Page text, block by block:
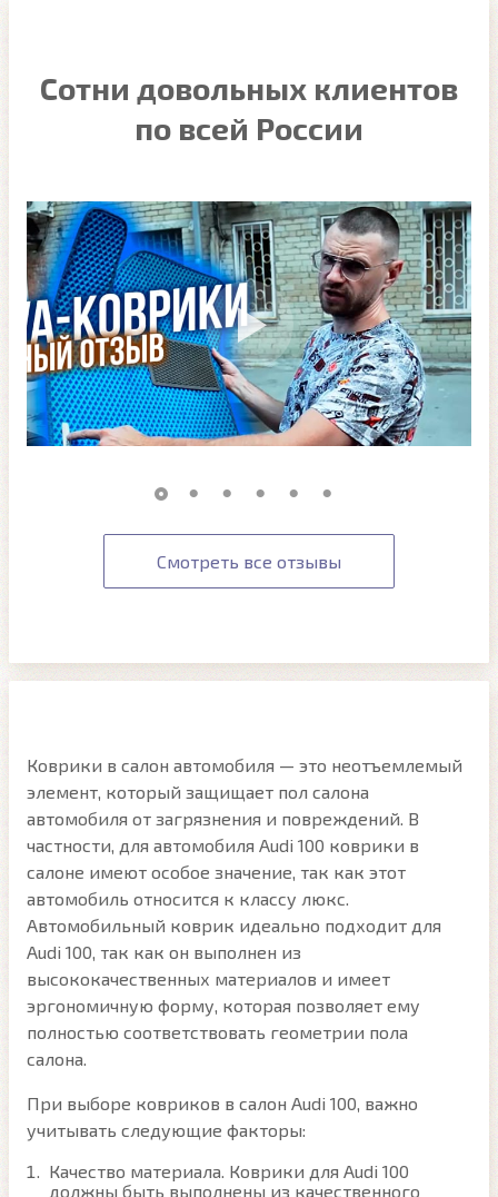
Сотни довольных клиентов
по всей России
Смотреть все отзывы
Коврики в салон автомобиля — это неотъемлемый
элемент, который защищает пол салона
автомобиля от загрязнения и повреждений. В
частности, для автомобиля Audi 100 коврики в
салоне имеют особое значение, так как этот
автомобиль относится к классу люкс.
Автомобильный коврик идеально подходит для
Audi 100, так как он выполнен из
высококачественных материалов и имеет
эргономичную форму, которая позволяет ему
полностью соответствовать геометрии пола
салона.
При выборе ковриков в салон Audi 100, важно
учитывать следующие факторы:
Качество материала. Коврики для Audi 100
должны быть выполнены из качественного